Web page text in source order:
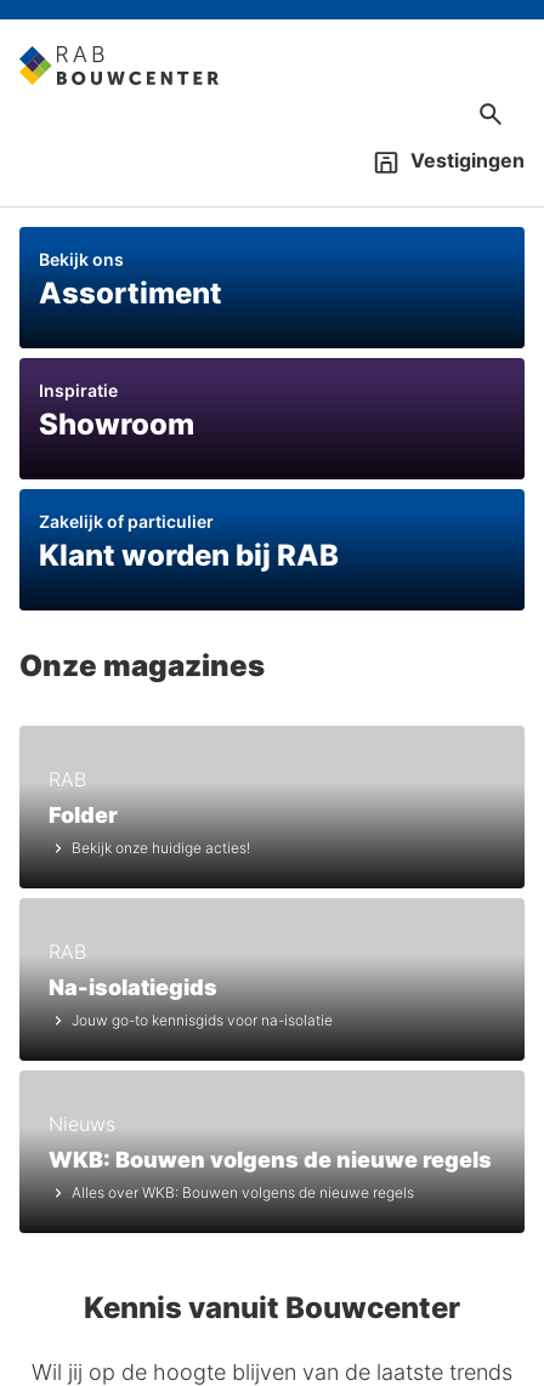
Vestigingen
Assortiment
Bekijk ons
Showroom
Inspiratie
Klant worden bij RAB
Zakelijk of particulier
Onze magazines
Folder
RAB
Bekijk onze huidige acties!
Na-isolatiegids
RAB
Jouw go-to kennisgids voor na-isolatie
WKB: Bouwen volgens de nieuwe regels
Nieuws
Alles over WKB: Bouwen volgens de nieuwe regels
Kennis vanuit Bouwcenter
Wil jij op de hoogte blijven van de laatste trends